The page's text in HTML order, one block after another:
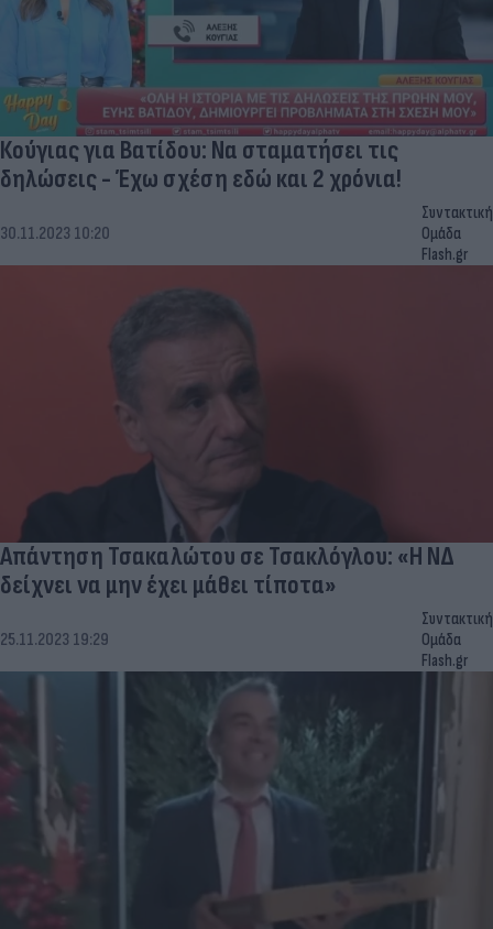
Κούγιας για Βατίδου: Να σταματήσει τις
δηλώσεις - Έχω σχέση εδώ και 2 χρόνια!
30.11.2023 10:20
Συντακτική
Ομάδα
Flash.gr
Απάντηση Τσακαλώτου σε Τσακλόγλου: «Η ΝΔ
δείχνει να μην έχει μάθει τίποτα»
25.11.2023 19:29
Συντακτική
Ομάδα
Flash.gr